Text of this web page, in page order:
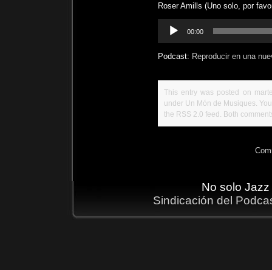
Roser Amills (Uno solo, por
Reproductor
00:00
Podcast: Reproducir en una
This entry was posted on
under Un Món de Musiques.
the RSS 2.0 feed. Both
No solo
Sindicación del